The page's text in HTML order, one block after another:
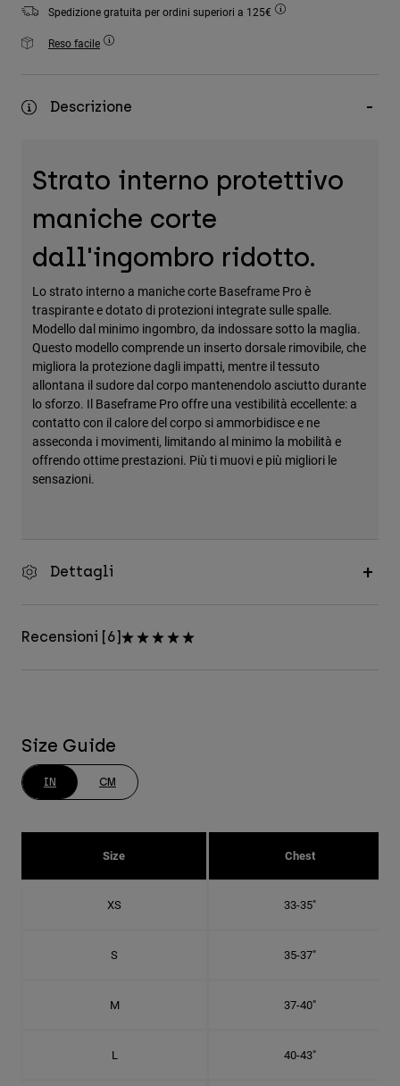
Accessori
Tutti gli accessori
Cappelli e Berretti
Spedizione gratuita per ordini superiori a 125€
Reso facile
Descrizione
Strato interno protettivo
maniche corte
dall'ingombro ridotto.
Lo strato interno a maniche corte Baseframe Pro è
traspirante e dotato di protezioni integrate sulle spalle.
Modello dal minimo ingombro, da indossare sotto la maglia.
Questo modello comprende un inserto dorsale rimovibile, che
migliora la protezione dagli impatti, mentre il tessuto
allontana il sudore dal corpo mantenendolo asciutto durante
lo sforzo. Il Baseframe Pro offre una vestibilità eccellente: a
contatto con il calore del corpo si ammorbidisce e ne
asseconda i movimenti, limitando al minimo la mobilità e
offrendo ottime prestazioni. Più ti muovi e più migliori le
sensazioni.
Dettagli
Recensioni [6]
Size Guide
IN CM
Size Chest
XS 33-35"
S 35-37"
M 37-40"
L 40-43"